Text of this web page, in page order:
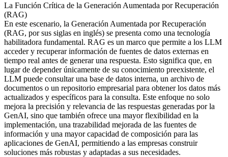
La Función Crítica de la Generación Aumentada por Recuperación
(RAG)
En este escenario, la Generación Aumentada por Recuperación
(RAG, por sus siglas en inglés) se presenta como una tecnología
habilitadora fundamental. RAG es un marco que permite a los LLM
acceder y recuperar información de fuentes de datos externas en
tiempo real antes de generar una respuesta. Esto significa que, en
lugar de depender únicamente de su conocimiento preexistente, el
LLM puede consultar una base de datos interna, un archivo de
documentos o un repositorio empresarial para obtener los datos más
actualizados y específicos para la consulta. Este enfoque no solo
mejora la precisión y relevancia de las respuestas generadas por la
GenAI, sino que también ofrece una mayor flexibilidad en la
implementación, una trazabilidad mejorada de las fuentes de
información y una mayor capacidad de composición para las
aplicaciones de GenAI, permitiendo a las empresas construir
soluciones más robustas y adaptadas a sus necesidades.